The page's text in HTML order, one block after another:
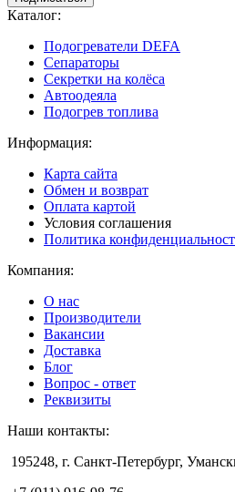
Каталог:
Подогреватели DEFA
Сепараторы
Секретки на колёса
Автоодеяла
Подогрев топлива
Информация:
Карта сайта
Обмен и возврат
Оплата картой
Условия соглашения
Политика
Компания:
О нас
Производители
Вакансии
Доставка
Блог
Вопрос - ответ
Реквизиты
Наши контакты:
195248, г. Санкт-Петербург,